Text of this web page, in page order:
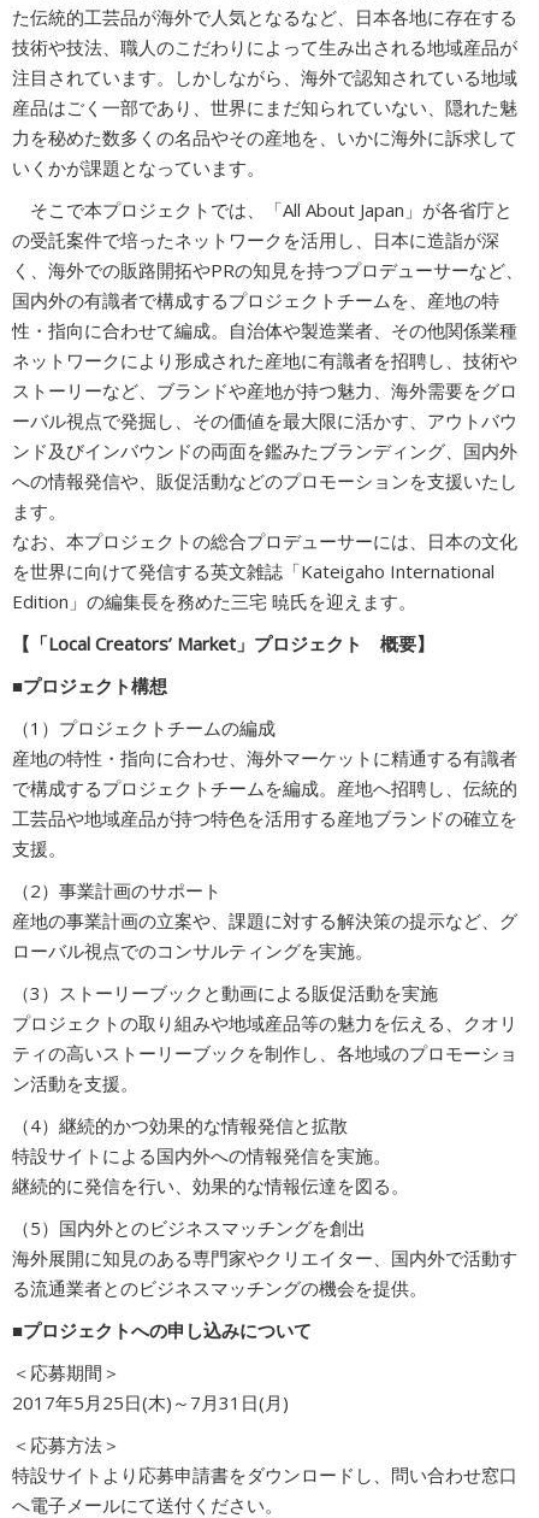
た伝統的工芸品が海外で人気となるなど、日本各地に存在する
技術や技法、職人のこだわりによって生み出される地域産品が
注目されています。しかしながら、海外で認知されている地域
産品はごく一部であり、世界にまだ知られていない、隠れた魅
力を秘めた数多くの名品やその産地を、いかに海外に訴求して
いくかが課題となっています。
そこで本プロジェクトでは、「All About Japan」が各省庁と
の受託案件で培ったネットワークを活用し、日本に造詣が深
く、海外での販路開拓やPRの知見を持つプロデューサーなど、
国内外の有識者で構成するプロジェクトチームを、産地の特
性・指向に合わせて編成。自治体や製造業者、その他関係業種
ネットワークにより形成された産地に有識者を招聘し、技術や
ストーリーなど、ブランドや産地が持つ魅力、海外需要をグロ
ーバル視点で発掘し、その価値を最大限に活かす、アウトバウ
ンド及びインバウンドの両面を鑑みたブランディング、国内外
への情報発信や、販促活動などのプロモーションを支援いたし
ます。
なお、本プロジェクトの総合プロデューサーには、日本の文化
を世界に向けて発信する英文雑誌「Kateigaho International
Edition」の編集長を務めた三宅 暁氏を迎えます。
【「Local Creators’ Market」プロジェクト 概要】
■プロジェクト構想
（1）プロジェクトチームの編成
産地の特性・指向に合わせ、海外マーケットに精通する有識者
で構成するプロジェクトチームを編成。産地へ招聘し、伝統的
工芸品や地域産品が持つ特色を活用する産地ブランドの確立を
支援。
（2）事業計画のサポート
産地の事業計画の立案や、課題に対する解決策の提示など、グ
ローバル視点でのコンサルティングを実施。
（3）ストーリーブックと動画による販促活動を実施
プロジェクトの取り組みや地域産品等の魅力を伝える、クオリ
ティの高いストーリーブックを制作し、各地域のプロモーショ
ン活動を支援。
（4）継続的かつ効果的な情報発信と拡散
特設サイトによる国内外への情報発信を実施。
継続的に発信を行い、効果的な情報伝達を図る。
（5）国内外とのビジネスマッチングを創出
海外展開に知見のある専門家やクリエイター、国内外で活動す
る流通業者とのビジネスマッチングの機会を提供。
■プロジェクトへの申し込みについて
＜応募期間＞
2017年5月25日(木)～7月31日(月)
＜応募方法＞
特設サイトより応募申請書をダウンロードし、問い合わせ窓口
へ電子メールにて送付ください。